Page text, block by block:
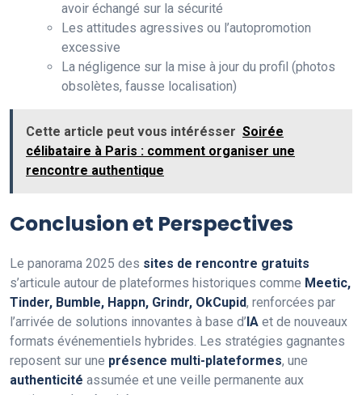
avoir échangé sur la sécurité
Les attitudes agressives ou l’autopromotion
excessive
La négligence sur la mise à jour du profil (photos
obsolètes, fausse localisation)
Cette article peut vous intérésser Soirée
célibataire à Paris : comment organiser une
rencontre authentique
Conclusion et Perspectives
Le panorama 2025 des sites de rencontre gratuits
s’articule autour de plateformes historiques comme Meetic,
Tinder, Bumble, Happn, Grindr, OkCupid, renforcées par
l’arrivée de solutions innovantes à base d’ IA et de nouveaux
formats événementiels hybrides. Les stratégies gagnantes
reposent sur une présence multi-plateformes, une
authenticité assumée et une veille permanente aux